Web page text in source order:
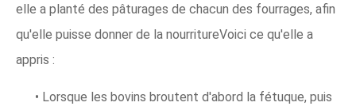
elle a planté des pâturages de chacun des fourrages, afin
qu'elle puisse donner de la nourritureVoici ce qu'elle a
appris :
• Lorsque les bovins broutent d'abord la fétuque, puis